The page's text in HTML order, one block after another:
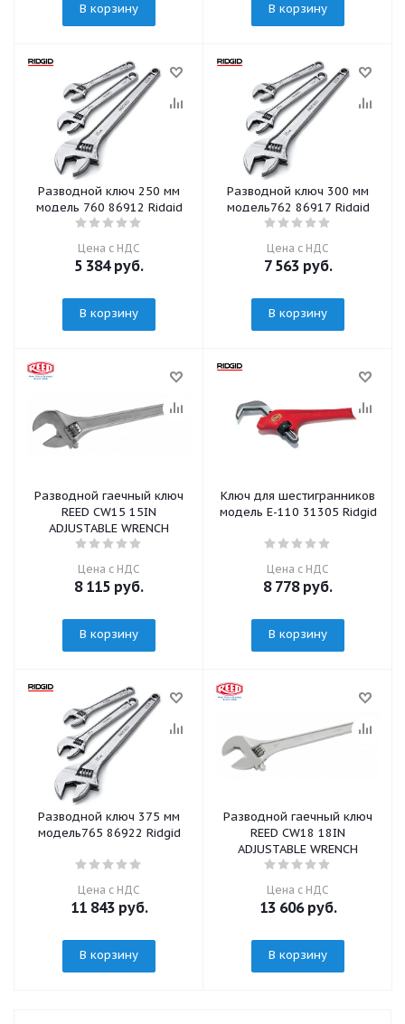
В корзину В корзину
Разводной ключ 250 мм
модель 760 86912 Ridgid
Цена с НДС
5 384руб.
В корзину
Разводной ключ 300 мм
модель762 86917 Ridgid
Цена с НДС
7 563руб.
В корзину
Разводной гаечный ключ
REED CW15 15IN
ADJUSTABLE WRENCH
Цена с НДС
8 115 руб.
В корзину
Ключ для шестигранников
модель E-110 31305 Ridgid
Цена с НДС
8 778руб.
В корзину
Разводной ключ 375 мм
модель765 86922 Ridgid
Цена с НДС
11 843руб.
В корзину
Разводной гаечный ключ
REED CW18 18IN
ADJUSTABLE WRENCH
Цена с НДС
13 606руб.
В корзину